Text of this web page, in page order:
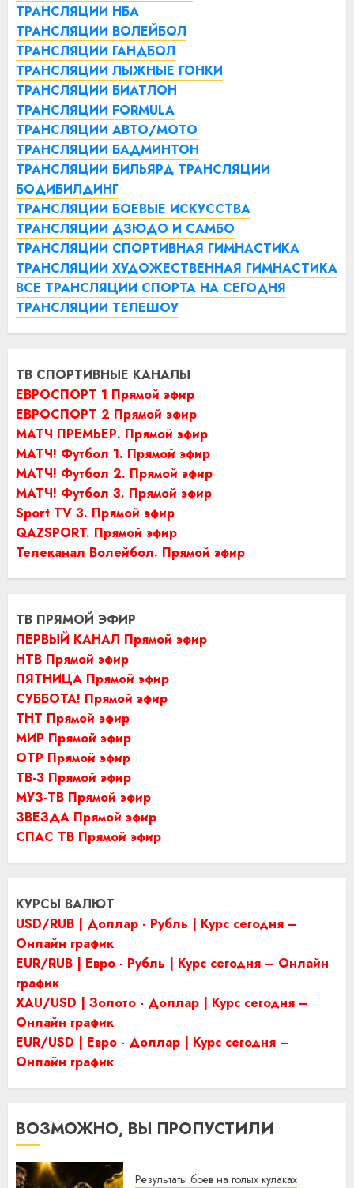
ТРАНСЛЯЦИИ НБА
ТРАНСЛЯЦИИ ВОЛЕЙБОЛ
ТРАНСЛЯЦИИ ГАНДБОЛ
ТРАНСЛЯЦИИ ЛЫЖНЫЕ ГОНКИ
ТРАНСЛЯЦИИ БИАТЛОН
ТРАНСЛЯЦИИ FORMULA
ТРАНСЛЯЦИИ АВТО/МОТО
ТРАНСЛЯЦИИ БАДМИНТОН
ТРАНСЛЯЦИИ БИЛЬЯРД ТРАНСЛЯЦИИ
БОДИБИЛДИНГ
ТРАНСЛЯЦИИ БОЕВЫЕ ИСКУССТВА
ТРАНСЛЯЦИИ ДЗЮДО И САМБО
ТРАНСЛЯЦИИ СПОРТИВНАЯ ГИМНАСТИКА
ТРАНСЛЯЦИИ ХУДОЖЕСТВЕННАЯ ГИМНАСТИКА
ВСЕ ТРАНСЛЯЦИИ СПОРТА НА СЕГОДНЯ
ТРАНСЛЯЦИИ ТЕЛЕШОУ
ТВ СПОРТИВНЫЕ КАНАЛЫ
ЕВРОСПОРТ 1 Прямой эфир
ЕВРОСПОРТ 2 Прямой эфир
МАТЧ ПРЕМЬЕР. Прямой эфир
МАТЧ! Футбол 1. Прямой эфир
МАТЧ! Футбол 2. Прямой эфир
МАТЧ! Футбол 3. Прямой эфир
Sport TV 3. Прямой эфир
QAZSPORT. Прямой эфир
Телеканал Волейбол. Прямой эфир
ТВ ПРЯМОЙ ЭФИР
ПЕРВЫЙ КАНАЛ Прямой эфир
НТВ Прямой эфир
ПЯТНИЦА Прямой эфир
СУББОТА! Прямой эфир
ТНТ Прямой эфир
МИР Прямой эфир
ОТР Прямой эфир
ТВ-3 Прямой эфир
МУЗ-ТВ Прямой эфир
ЗВЕЗДА Прямой эфир
СПАС ТВ Прямой эфир
КУРСЫ ВАЛЮТ
USD/RUB | Доллар - Рубль | Курс сегодня –
Онлайн график
EUR/RUB | Евро - Рубль | Курс сегодня – Онлайн
график
XAU/USD | Золото - Доллар | Курс сегодня –
Онлайн график
EUR/USD | Евро - Доллар | Курс сегодня –
Онлайн график
ВОЗМОЖНО, ВЫ ПРОПУСТИЛИ
Результаты боев на голых кулаках